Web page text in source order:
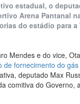
estadual, o
Arena Pantanal
do estádio para a
Mendes e do vice,
de fornecimento do
deputado Max
comitiva do Governo,